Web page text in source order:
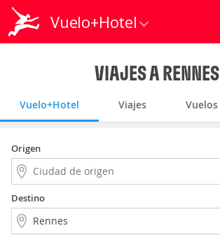
Vuelo+Hotel
VIAJES A RENNES
Vuelo+Hotel Viajes Vuelos
Origen
Destino